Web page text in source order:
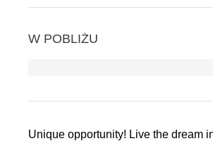
W POBLIŻU
Unique opportunity! Live the dream